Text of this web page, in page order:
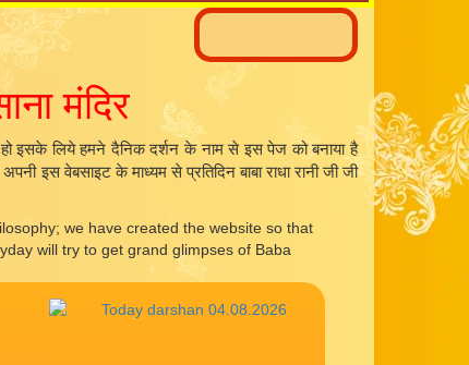
मंदिर
हो इसके लिये हमने दैनिक दर्शन के नाम से इस पेज को बनाया है
इस वेबसाइट के माध्यम से प्रतिदिन बाबा राधा रानी जी जी
we have created the website so that
will try to get grand glimpses of Baba